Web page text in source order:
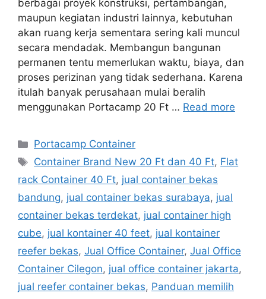
berbagai proyek konstruksi, pertambangan,
maupun kegiatan industri lainnya, kebutuhan
akan ruang kerja sementara sering kali muncul
secara mendadak. Membangun bangunan
permanen tentu memerlukan waktu, biaya, dan
proses perizinan yang tidak sederhana. Karena
itulah banyak perusahaan mulai beralih
menggunakan Portacamp 20 Ft … Read more
Categories
Portacamp Container
Tags
Container Brand New 20 Ft dan 40 Ft, Flat
rack Container 40 Ft, jual container bekas
bandung, jual container bekas surabaya, jual
container bekas terdekat, jual container high
cube, jual kontainer 40 feet, jual kontainer
reefer bekas, Jual Office Container, Jual Office
Container Cilegon, jual office container jakarta,
jual reefer container bekas, Panduan memilih